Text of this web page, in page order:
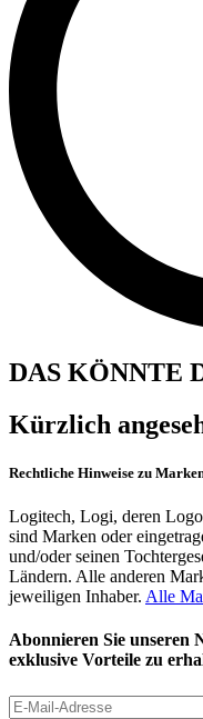
DAS KÖNNTE
Kürzlich
Rechtliche Hinweise zu
Logitech, Logi, deren
sind Marken oder
und/oder seinen
Ländern. Alle anderen
jeweiligen Inhaber. Alle
Abonnieren Sie unseren
exklusive Vorteile zu